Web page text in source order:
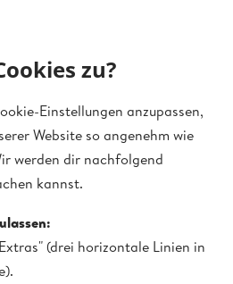
zu?
Einstellungen anzupassen,
Website so angenehm wie
werden dir nachfolgend
kannst.
(drei horizontale Linien in